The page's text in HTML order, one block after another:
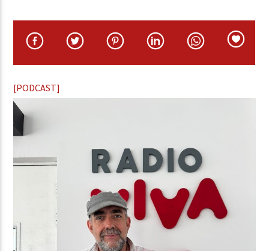
[PODCAST]